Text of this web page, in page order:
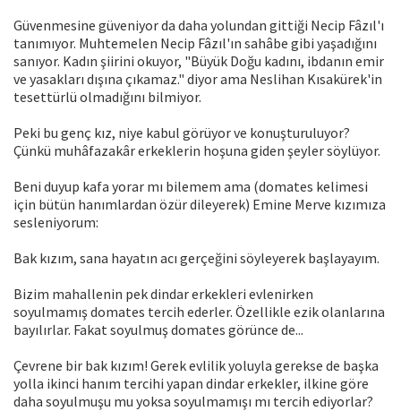
Güvenmesine güveniyor da daha yolundan gittiği Necip Fâzıl'ı
tanımıyor. Muhtemelen Necip Fâzıl'ın sahâbe gibi yaşadığını
sanıyor. Kadın şiirini okuyor, "Büyük Doğu kadını, ibdanın emir
ve yasakları dışına çıkamaz." diyor ama Neslihan Kısakürek'in
tesettürlü olmadığını bilmiyor.
Peki bu genç kız, niye kabul görüyor ve konuşturuluyor?
Çünkü muhâfazakâr erkeklerin hoşuna giden şeyler söylüyor.
Beni duyup kafa yorar mı bilemem ama (domates kelimesi
için bütün hanımlardan özür dileyerek) Emine Merve kızımıza
sesleniyorum:
Bak kızım, sana hayatın acı gerçeğini söyleyerek başlayayım.
Bizim mahallenin pek dindar erkekleri evlenirken
soyulmamış domates tercih ederler. Özellikle ezik olanlarına
bayılırlar. Fakat soyulmuş domates görünce de...
Çevrene bir bak kızım! Gerek evlilik yoluyla gerekse de başka
yolla ikinci hanım tercihi yapan dindar erkekler, ilkine göre
daha soyulmuşu mu yoksa soyulmamışı mı tercih ediyorlar?